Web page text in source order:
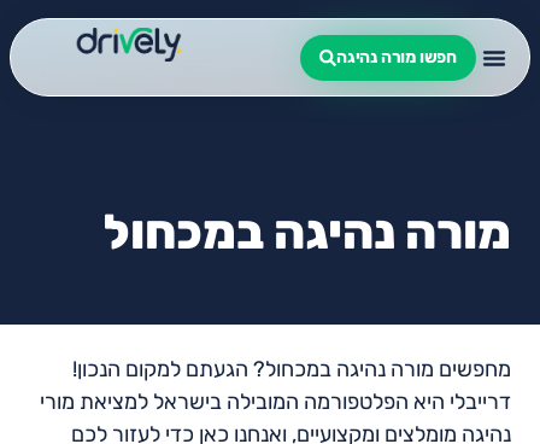
חפשו מורה נהיגה
מורה נהיגה במכחול
מחפשים מורה נהיגה במכחול? הגעתם למקום הנכון!
דרייבלי היא הפלטפורמה המובילה בישראל למציאת מורי
נהיגה מומלצים ומקצועיים, ואנחנו כאן כדי לעזור לכם